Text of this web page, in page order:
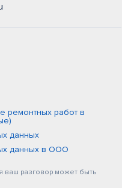
ремонтных работ в
данных
данных в ООО
ваш разговор может быть